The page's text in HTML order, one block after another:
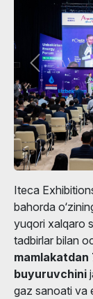
Iteca
bahorda
yuqori xalqaro
tadbirlar bilan
buyuruvchini
gaz sanoati va